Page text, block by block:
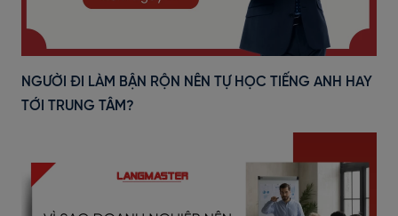
NGƯỜI ĐI LÀM BẬN RỘN NÊN TỰ HỌC TIẾNG ANH HAY
TỚI TRUNG TÂM?